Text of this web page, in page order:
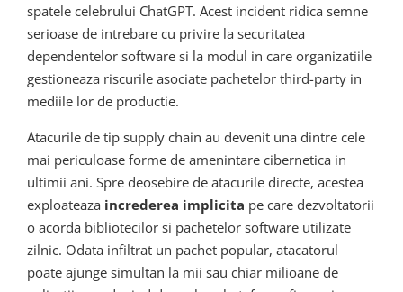
spatele celebrului ChatGPT. Acest incident ridica semne
serioase de intrebare cu privire la securitatea
dependentelor software si la modul in care organizatiile
gestioneaza riscurile asociate pachetelor third-party in
mediile lor de productie.
Atacurile de tip supply chain au devenit una dintre cele
mai periculoase forme de amenintare cibernetica in
ultimii ani. Spre deosebire de atacurile directe, acestea
exploateaza increderea implicita pe care dezvoltatorii
o acorda bibliotecilor si pachetelor software utilizate
zilnic. Odata infiltrat un pachet popular, atacatorul
poate ajunge simultan la mii sau chiar milioane de